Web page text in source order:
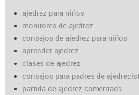
ajedrez para niños
monitores de ajedrez
consejos de ajedrez para niños
aprender ajedrez
clases de ajedrez
consejos para padres de
partida de ajedrez comentada